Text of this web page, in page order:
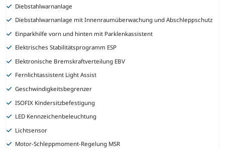
Diebstahlwarnanlage
Diebstahlwarnanlage mit Innenraumüberwachung und Abschleppschutz
Einparkhilfe vorn und hinten mit Parklenkassistent
Elektrisches Stabilitätsprogramm ESP
Elektronische Bremskraftverteilung EBV
Fernlichtassistent Light Assist
Geschwindigkeitsbegrenzer
ISOFIX Kindersitzbefestigung
LED Kennzeichenbeleuchtung
Lichtsensor
Motor-Schleppmoment-Regelung MSR